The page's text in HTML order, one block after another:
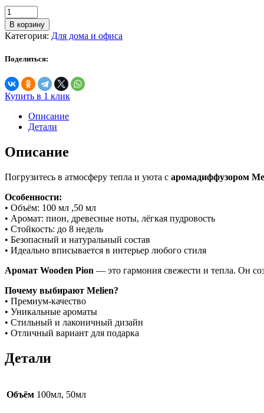
Количество
товара
Ароматический
диффузор
pion
В корзину
Категория: Для дома и офиса
Поделиться:
Купить в 1 клик
Описание
Детали
Описание
Погрузитесь в атмосферу тепла и уюта с аромадиффузором
Особенности:
• Объём: 100 мл ,50 мл
• Аромат: пион, древесные ноты, лёгкая пудровость
• Стойкость: до 8 недель
• Безопасный и натуральный состав
• Идеально вписывается в интерьер любого стиля
Аромат Wooden Pion — это гармония свежести и тепла. Он
Почему выбирают Melien?
• Премиум-качество
• Уникальные ароматы
• Стильный и лаконичный дизайн
• Отличный вариант для подарка
Детали
Объём 100мл, 50мл